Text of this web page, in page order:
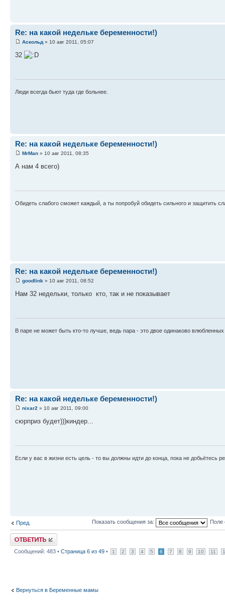
Re: на какой недельке беременности!)
Аскольд » 10 авг 2011, 05:07
32
Люди всегда бьют туда где больнее.
Re: на какой недельке беременности!)
MrMan » 10 авг 2011, 08:35
А нам 4 всего)
Обидеть слабого сможет каждый, а ты попробуй обидеть сильного и защитить
Re: на какой недельке беременности!)
goodlink » 10 авг 2011, 08:52
Нам 32 недельки, только кто, так и не показывает
В паре не может быть кто-то лучше, ведь пара - это двое одинаково
Re: на какой недельке беременности!)
nixar2 » 10 авг 2011, 09:00
сюрприз будет)))киндер...
Если у вас в жизни есть цель - то вы должны идти до конца, пока не добьётесь
Пред. Показать сообщения за: Поле
Ответить
Сообщений: 483 • Страница 6 из 49 • 1 2 3 4 5 6 7 8 9 10 11
Вернуться в Беременные мамы